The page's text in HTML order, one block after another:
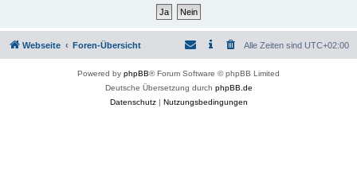
Webseite Foren-Übersicht Alle Zeiten sind UTC+02:00
Powered by phpBB® Forum Software © phpBB Limited
Deutsche Übersetzung durch phpBB.de
Datenschutz| Nutzungsbedingungen